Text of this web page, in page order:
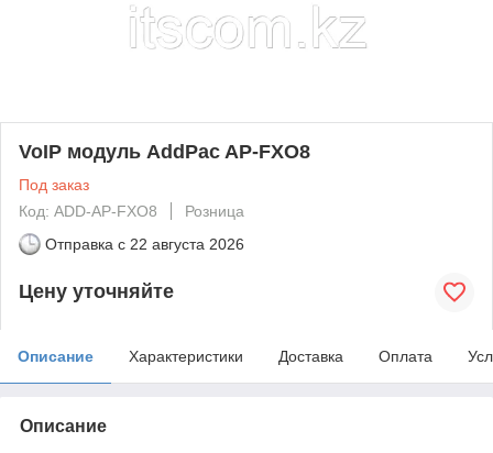
VoIP модуль AddPac AP-FXO8
Под заказ
Код: ADD-AP-FXO8
Розница
Отправка с 22 августа 2026
Цену уточняйте
Описание Характеристики Доставка Оплата
Описание